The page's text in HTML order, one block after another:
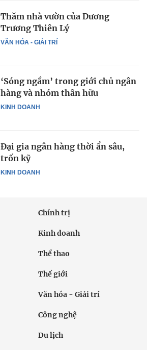
VĂN HÓA - GIẢI TRÍ
Thăm nhà vườn của Dương
Trương Thiên Lý
KINH DOANH
‘Sóng ngầm’ trong giới chủ ngân
hàng và nhóm thân hữu
KINH DOANH
Đại gia ngân hàng thời ẩn sâu,
trốn kỹ
Chính trị
Kinh doanh
Thể thao
Thế giới
Văn hóa - Giải trí
Công nghệ
Du lịch